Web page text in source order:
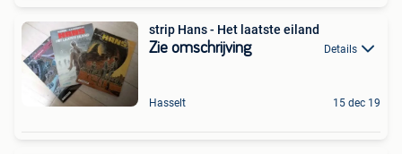
strip Hans - Het laatste eiland
Zie omschrijving Details
Hasselt 15 dec 19